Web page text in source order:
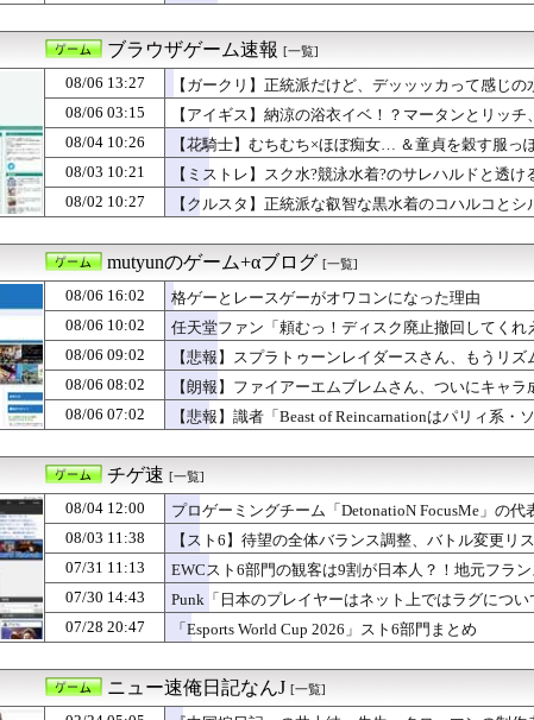
【ウマ娘】ライトオのホメメテオ
【まどドラ】プレマ2戦まけた…もういいや…
なんでグラディウス系STGのパワーアップってスピード調整でき
【モンハンワイルズ】罠の上に大タル爆弾は迷惑？吹き飛ばしと
【ドラクエウォーク】おやすむ・もぐもぐは必要？報酬とバッテ
【ミリシタ】同級生の脳を破壊していそうなアイドルちゃん🧠⚡
【8月LOH】ランカーのトレンドは逃げ2差し1らしい
除霊ゲームさん、泣く泣くクソアプデしてしまう
【ウマ娘】ラーメンとケイちゃん
女性漫画家あるあるとかあれば教えてほしい
【ウマ娘】カレンチャンフィギュア、マイケル・ジャクソンみた
【FE万紫千紅】セテス…一体誰なんだ…すごい見覚えのあるキャ
ちびまるこちゃんのゲームがもし今でたらどんなのになるのか
【ミリシタ】セーラーミズギって結構攻めてるよね👙
【64DD】間に合わなかった救世主 後付け拡張パーツは本当に普
【ウマ娘】KFCコラボ、スタンプ97個の表記が変わってる
【ミリシタ】春香、美奈子好き🍪☕
『Dr.スランプ』茶化されてるけど千兵衛さんガチで天才だよね
【ドラクエウォーク】新水着の見た目をどう評価する？パレオや
【ドラクエウォーク】新メガモンの会心ガードをどう突破する？
【ドラクエウォーク】魔力の宝鞭は引くべき？怖気とテンション
【ポケチャン】アーマーガアでドリュウズは受けられる？つのド
【FE万紫千紅】今作のマイユニはキャラメイク可能！こういうの
【ミリシタ】夏バテ!? エミリーちゃんにはそうめん、Pには山盛
【ポケモンチャンピオンズ】マニューラ評価まとめ 技範囲や覚え
海外ゲーマーさん PS5物理ディスク廃止の怒りが収まらずボイコ
『ロックマンX2』のボスの順番は割と分かれる
『RyzaChat:AIライザと創るあなただけのひと夏の夢物語』下手な
【FE万紫千紅】ソフト高くね…？
ブラウザゲーム速報 [一覧]
08/06 13:27
【ガークリ】正統派だけど、デッッッカって感じ
08/06 03:15
【アイギス】納涼の浴衣イベ！？マータンとリッ
08/04 10:26
【花騎士】むちむち×ほぼ痴女… ＆童貞を穀す服っ
08/03 10:21
【ミストレ】スク水?競泳水着?のサレハルドと透
08/02 10:27
【クルスタ】正統派な叡智な黒水着のコハルコとシ
mutyunのゲーム+αブログ [一覧]
08/06 16:02
格ゲーとレースゲーがオワコンになった理由
08/06 10:02
任天堂ファン「頼むっ！ディスク廃止撤回してく
08/06 09:02
【悲報】スプラトゥーンレイダースさん、もうリ
08/06 08:02
【朗報】ファイアーエムブレムさん、ついにキャ
08/06 07:02
【悲報】識者「Beast of Reincarnationはパリィ系
チゲ速 [一覧]
08/04 12:00
プロゲーミングチーム「DetonatioN FocusMe」の
08/03 11:38
【スト6】待望の全体バランス調整、バトル変更リ
07/31 11:13
EWCスト6部門の観客は9割が日本人？！地元フラ
07/30 14:43
Punk「日本のプレイヤーはネット上ではラグにつ
る。カプコンが気にかけているのは日本のプレイヤ
07/28 20:47 「Esports World Cup 2026」スト6部門まとめ
ニュー速俺日記なんJ [一覧]